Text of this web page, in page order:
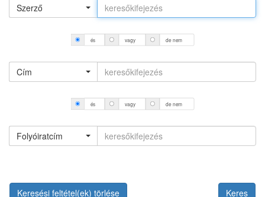
Szerző
és vagy de nem
Cím
és vagy de nem
Folyóiratcím
Keresési feltétel(ek) törlése